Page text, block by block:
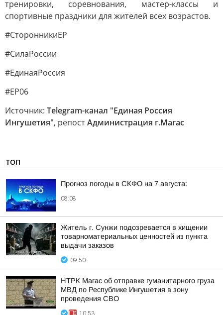
тренировки, соревнования, мастер-классы и
спортивные праздники для жителей всех возрастов.
#СторонникиЕР
#СилаРоссии
#ЕдинаяРоссия
#ЕР06
Источник: Telegram-канал "Единая Россия
Ингушетия", репостАдминистрация г.Магас
ТОП
Прогноз погоды в СКФО на 7 августа:
08:08
Житель г. Сунжи подозревается в хищении
товарноматериальных ценностей из пункта
выдачи заказов
09:50
НТРК Магас об отправке гуманитарного груза
МВД по Республике Ингушетия в зону
проведения СВО
10:53